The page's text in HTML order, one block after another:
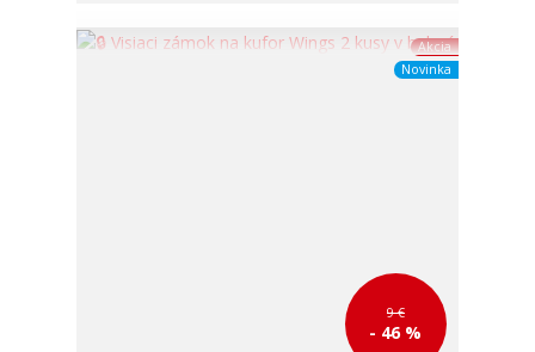
Akcia
Novinka
9 €
- 46 %